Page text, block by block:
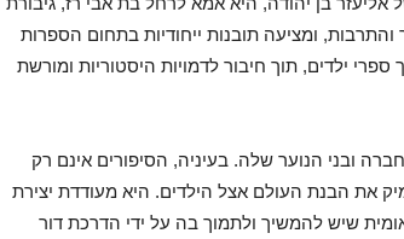
ומציעה תובנות ייחודיות בתחום הספרות
ילדים, תוך חיבור לדמויות היסטוריות ומורשת
ובני הנוער שלה. בעיניה, הסיפורים אינם רק
את הבנת העולם אצל הילדים. היא מעודדת יצירת
שיש להמשיך ולתמוך בה על ידי הדרכת דור